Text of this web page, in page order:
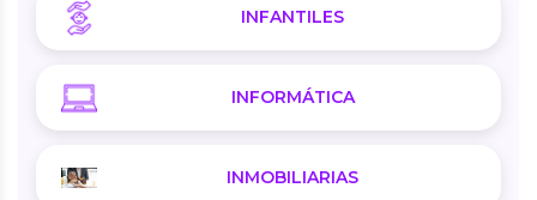
INFANTILES
INFORMÁTICA
INMOBILIARIAS